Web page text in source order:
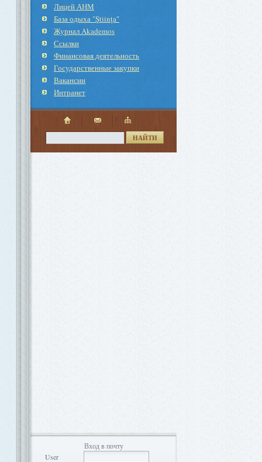
Лицей АНМ
База одыха "Ştiinţa"
Журнал Akademos
Ссылки
Финансовая деятельность
Государственные закупки
Вакансии
Интранет
НАЙТИ
Вход в почту
User